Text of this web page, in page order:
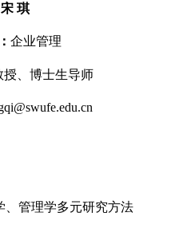
宋 琪
企业管理
授、博士生导师
、管理学多元研究方法